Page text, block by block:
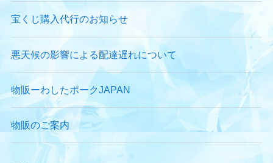
宝くじ購入代行のお知らせ
悪天候の影響による配達遅れについて
物販ーわしたポークJAPAN
物販のご案内